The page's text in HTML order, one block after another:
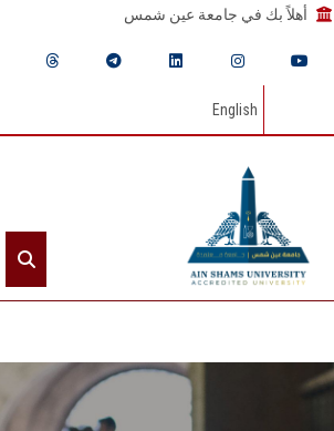
أهلاً بك في جامعة عين شمس
English
الرئيسيـة